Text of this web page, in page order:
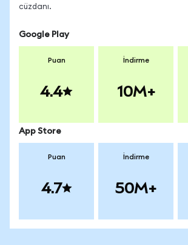
cüzdanı.
Google Play
Puan
4.4
İndirme
10M+
App Store
Puan
4.7
İndirme
50M+